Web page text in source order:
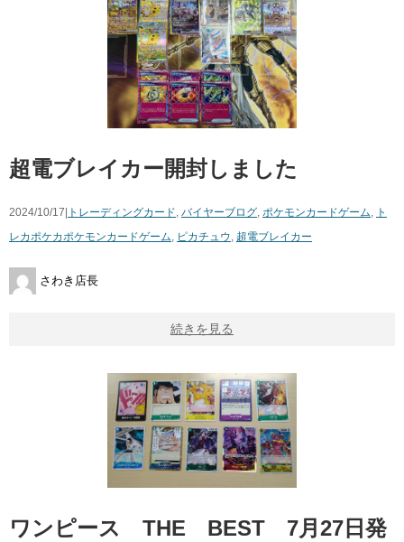
超電ブレイカー開封しました
2024/10/17| トレーディングカード バイヤーブログ ポケモンカードゲーム
ト
レカ ポケカポケモンカードゲーム ピカチュウ 超電ブレイカー
さわき店長
続きを見る
ワンピース THE BEST 7月27日発